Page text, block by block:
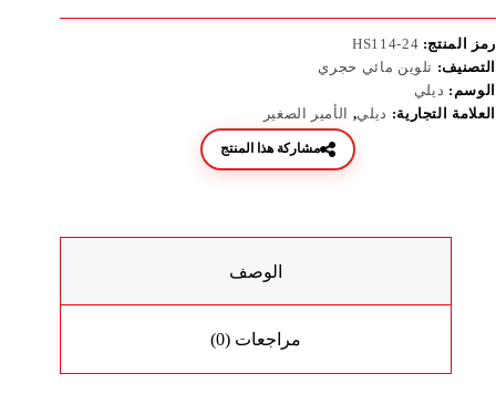
رمز المنتج: HS114-24
التصنيف: تلوين مائي حجري
الوسم: ديلي
العلامة التجارية: ديلي, الأمير الصغير
مشاركة هذا المنتج
الوصف
مراجعات (0)